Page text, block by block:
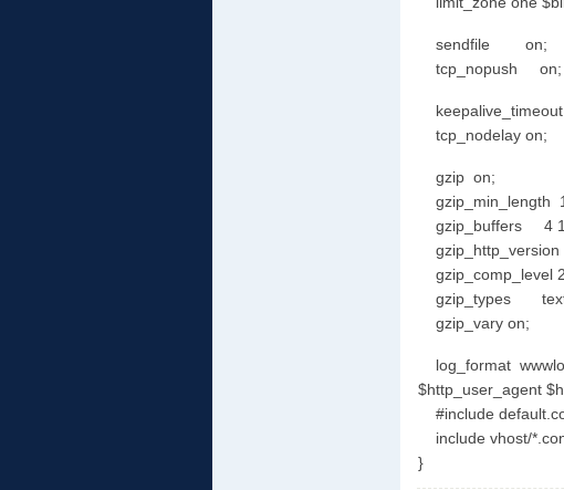
sendfile on;
tcp_nopush on;
tcp_nodelay on;
gzip on;
gzip_min_length
gzip_buffers 4
gzip_http_version
gzip_comp_level
gzip_types text/
gzip_vary on;
log_format
$http_user_agent
#include
include vhost/
}